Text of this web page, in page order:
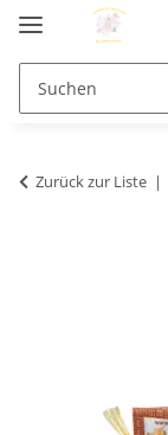
Zurück zur Liste